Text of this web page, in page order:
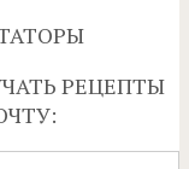
РЕЦЕПТЫ